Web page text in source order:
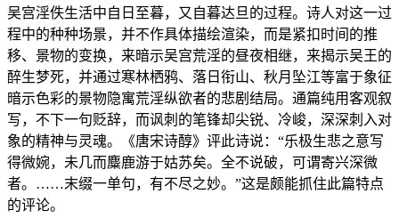
吴宫淫佚生活中自日至暮，又自暮达旦的过程。诗人对这一过
程中的种种场景，并不作具体描绘渲染，而是紧扣时间的推
移、景物的变换，来暗示吴宫荒淫的昼夜相继，来揭示吴王的
醉生梦死，并通过寒林栖鸦、落日衔山、秋月坠江等富于象征
暗示色彩的景物隐寓荒淫纵欲者的悲剧结局。通篇纯用客观叙
写，不下一句贬辞，而讽刺的笔锋却尖锐、冷峻，深深刺入对
象的精神与灵魂。《唐宋诗醇》评此诗说：“乐极生悲之意写
得微婉，未几而麋鹿游于姑苏矣。全不说破，可谓寄兴深微
者。……末缀一单句，有不尽之妙。”这是颇能抓住此篇特点
的评论。